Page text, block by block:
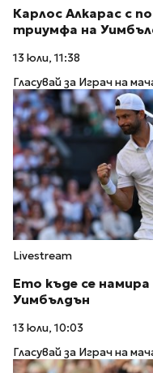
Карлос Алкарас с
триумфа на
13 юли, 11:38
Гласувай за Играч на
Livestream
Ето къде се
Уимбълдън
13 юли, 10:03
Гласувай за Играч на